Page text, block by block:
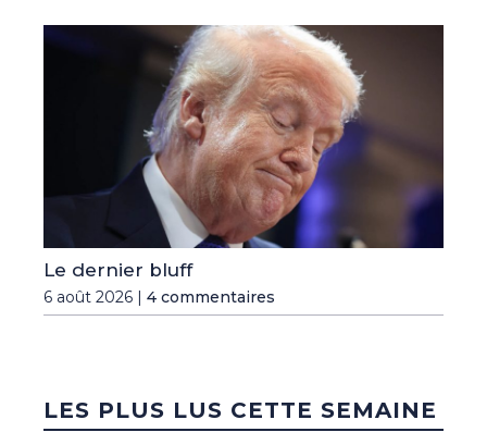
Le dernier bluff
6 août 2026 | 4 commentaires
LES PLUS LUS CETTE SEMAINE